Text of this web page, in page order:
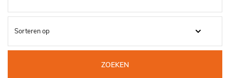
ZOEKEN